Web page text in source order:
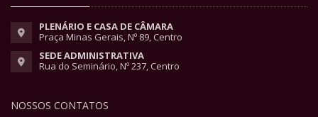
PLENÁRIO E CASA DE CÂMARA
Praça Minas Gerais, Nº 89, Centro
SEDE ADMINISTRATIVA
Rua do Seminário, Nº 237, Centro
NOSSOS CONTATOS